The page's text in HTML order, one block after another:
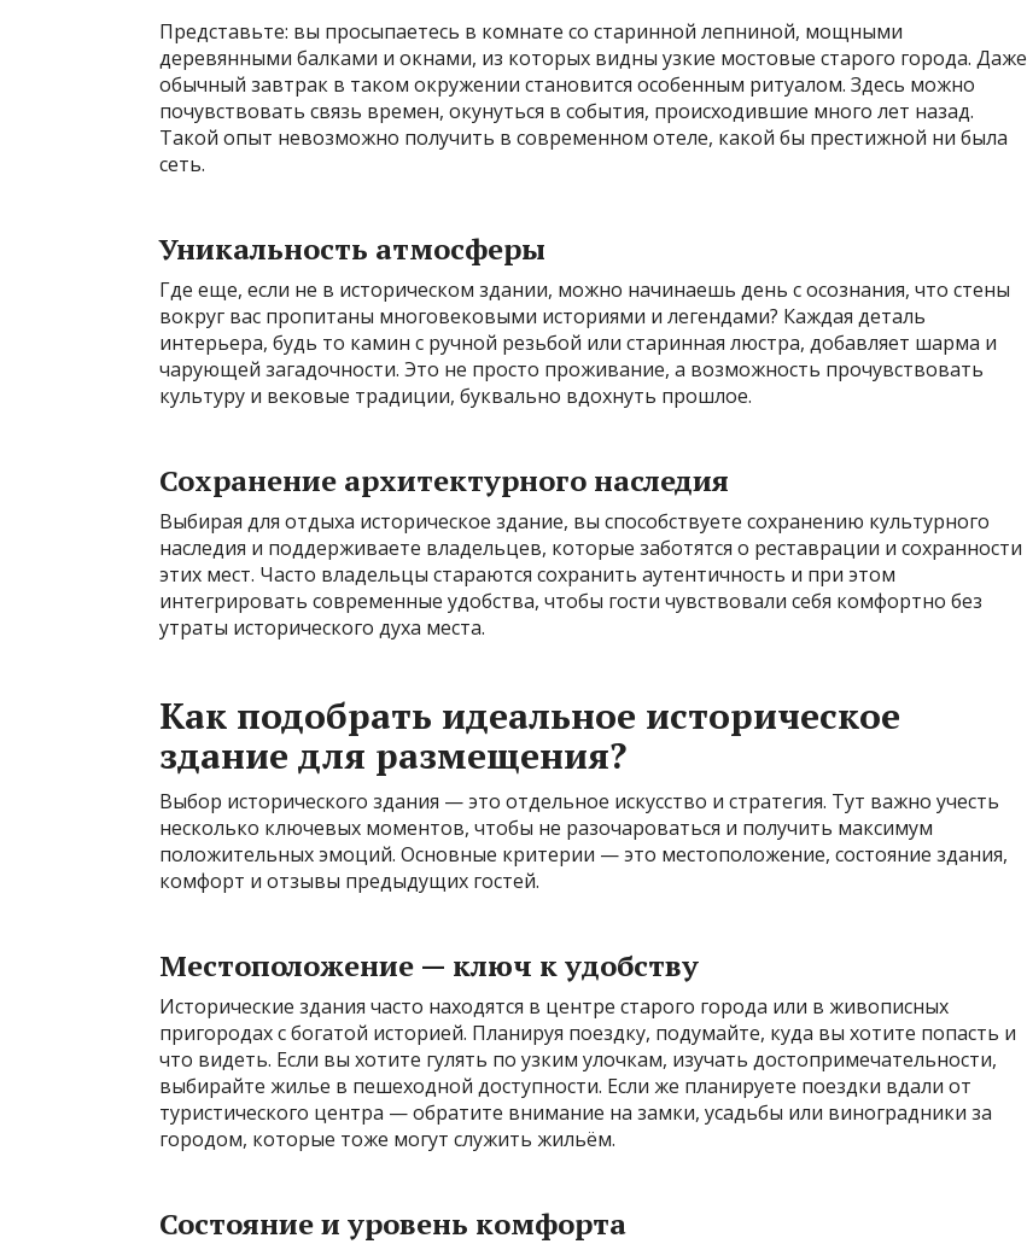
Представьте: вы просыпаетесь в комнате со старинной лепниной, мощными
деревянными балками и окнами, из которых видны узкие мостовые старого города. Даже
обычный завтрак в таком окружении становится особенным ритуалом. Здесь можно
почувствовать связь времен, окунуться в события, происходившие много лет назад.
Такой опыт невозможно получить в современном отеле, какой бы престижной ни была
сеть.
Уникальность атмосферы
Где еще, если не в историческом здании, можно начинаешь день с осознания, что стены
вокруг вас пропитаны многовековыми историями и легендами? Каждая деталь
интерьера, будь то камин с ручной резьбой или старинная люстра, добавляет шарма и
чарующей загадочности. Это не просто проживание, а возможность прочувствовать
культуру и вековые традиции, буквально вдохнуть прошлое.
Сохранение архитектурного наследия
Выбирая для отдыха историческое здание, вы способствуете сохранению культурного
наследия и поддерживаете владельцев, которые заботятся о реставрации и сохранности
этих мест. Часто владельцы стараются сохранить аутентичность и при этом
интегрировать современные удобства, чтобы гости чувствовали себя комфортно без
утраты исторического духа места.
Как подобрать идеальное историческое
здание для размещения?
Выбор исторического здания — это отдельное искусство и стратегия. Тут важно учесть
несколько ключевых моментов, чтобы не разочароваться и получить максимум
положительных эмоций. Основные критерии — это местоположение, состояние здания,
комфорт и отзывы предыдущих гостей.
Местоположение — ключ к удобству
Исторические здания часто находятся в центре старого города или в живописных
пригородах с богатой историей. Планируя поездку, подумайте, куда вы хотите попасть и
что видеть. Если вы хотите гулять по узким улочкам, изучать достопримечательности,
выбирайте жилье в пешеходной доступности. Если же планируете поездки вдали от
туристического центра — обратите внимание на замки, усадьбы или виноградники за
городом, которые тоже могут служить жильём.
Состояние и уровень комфорта